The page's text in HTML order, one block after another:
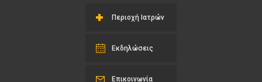
Περιοχή Ιατρών
Εκδηλώσεις
Επικοινωνία